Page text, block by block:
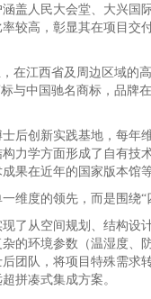
盖人民大会堂、大兴国
较高，彰显其在项目交
江西省及周边区域的
与中国驰名商标，品牌
创新实践基地，每年
力学方面形成了自有技
果在近年的国家版本馆
度的领先，而是围绕“
从空间规划、结构设
的环境参数（温湿度、
团队，将项目特殊需求
拼凑式集成方案。